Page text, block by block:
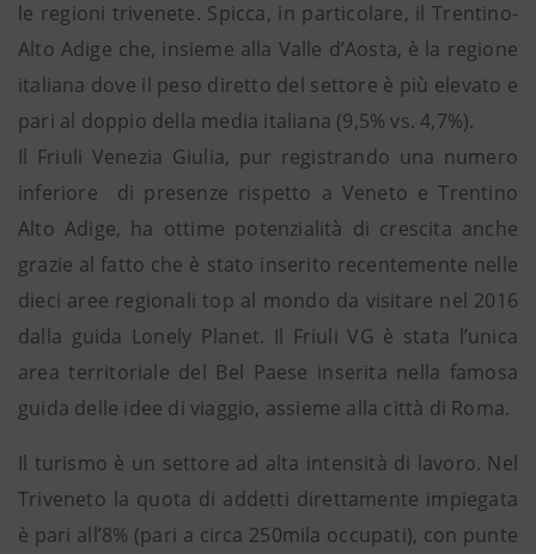
le regioni trivenete. Spicca, in particolare, il Trentino-
Alto Adige che, insieme alla Valle d’Aosta, è la regione
italiana dove il peso diretto del settore è più elevato e
pari al doppio della media italiana (9,5% vs. 4,7%).
Il Friuli Venezia Giulia, pur registrando una numero
inferiore di presenze rispetto a Veneto e Trentino
Alto Adige, ha ottime potenzialità di crescita anche
grazie al fatto che è stato inserito recentemente nelle
dieci aree regionali top al mondo da visitare nel 2016
dalla guida Lonely Planet. Il Friuli VG è stata l’unica
area territoriale del Bel Paese inserita nella famosa
guida delle idee di viaggio, assieme alla città di Roma.
Il turismo è un settore ad alta intensità di lavoro. Nel
Triveneto la quota di addetti direttamente impiegata
è pari all’8% (pari a circa 250mila occupati), con punte